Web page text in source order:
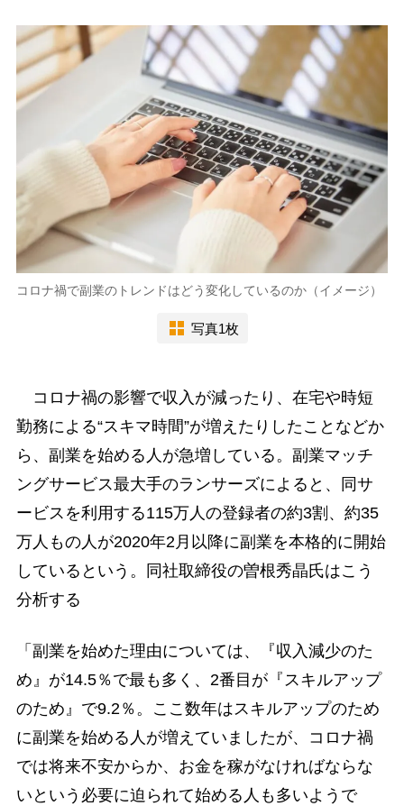
コロナ禍で副業のトレンドはどう変化しているのか（イメージ）
写真1枚
コロナ禍の影響で収入が減ったり、在宅や時短
勤務による“スキマ時間”が増えたりしたことなどか
ら、副業を始める人が急増している。副業マッチ
ングサービス最大手のランサーズによると、同サ
ービスを利用する115万人の登録者の約3割、約35
万人もの人が2020年2月以降に副業を本格的に開始
しているという。同社取締役の曽根秀晶氏はこう
分析する
「副業を始めた理由については、『収入減少のた
め』が14.5％で最も多く、2番目が『スキルアップ
のため』で9.2％。ここ数年はスキルアップのため
に副業を始める人が増えていましたが、コロナ禍
では将来不安からか、お金を稼がなければならな
いという必要に迫られて始める人も多いようで